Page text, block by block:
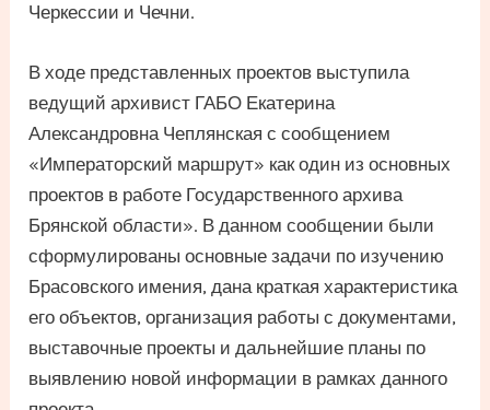
Черкессии и Чечни.
В ходе представленных проектов выступила
ведущий архивист ГАБО Екатерина
Александровна Чеплянская с сообщением
«Императорский маршрут» как один из основных
проектов в работе Государственного архива
Брянской области». В данном сообщении были
сформулированы основные задачи по изучению
Брасовского имения, дана краткая характеристика
его объектов, организация работы с документами,
выставочные проекты и дальнейшие планы по
выявлению новой информации в рамках данного